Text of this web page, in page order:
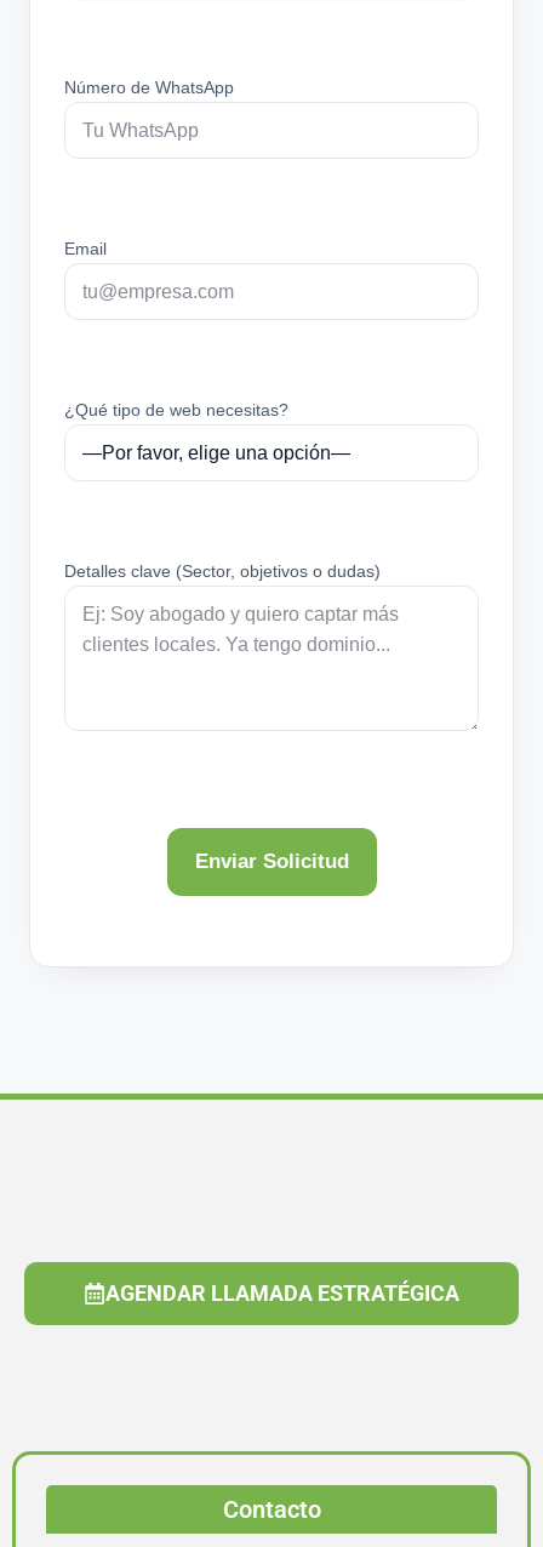
Número de WhatsApp
Email
¿Qué tipo de web necesitas?
Detalles clave (Sector, objetivos o dudas)
AGENDAR LLAMADA ESTRATÉGICA
Contacto